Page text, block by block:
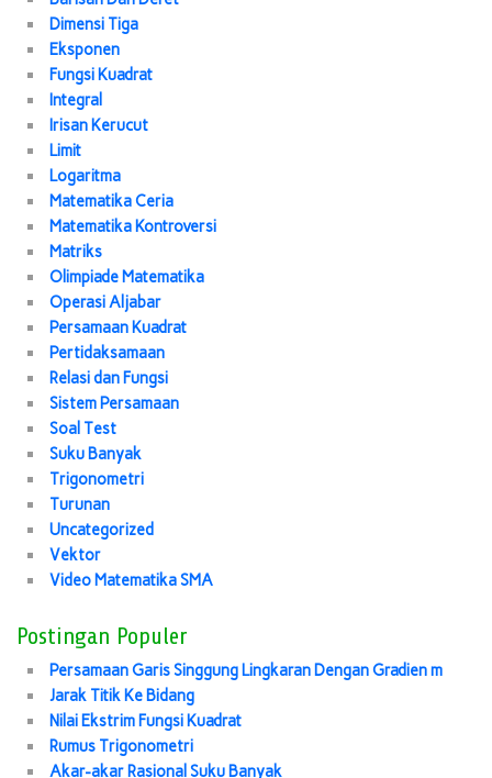
Dimensi Tiga
Eksponen
Fungsi Kuadrat
Integral
Irisan Kerucut
Limit
Logaritma
Matematika Ceria
Matematika Kontroversi
Matriks
Olimpiade Matematika
Operasi Aljabar
Persamaan Kuadrat
Pertidaksamaan
Relasi dan Fungsi
Sistem Persamaan
Soal Test
Suku Banyak
Trigonometri
Turunan
Uncategorized
Vektor
Video Matematika SMA
Postingan Populer
Persamaan Garis Singgung Lingkaran Dengan Gradien m
Jarak Titik Ke Bidang
Nilai Ekstrim Fungsi Kuadrat
Rumus Trigonometri
Akar-akar Rasional Suku Banyak